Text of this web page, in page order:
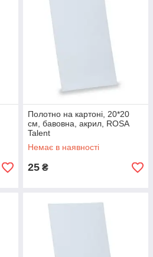
Полотно на картоні, 20*20
см, бавовна, акрил, ROSA
Talent
Немає в наявності
25 ₴